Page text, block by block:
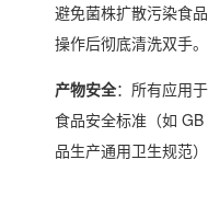
避免菌株扩散污染食
操作后彻底清洗双手。
产物安全：所有应用
食品安全标准（如
品生产通用卫生规范